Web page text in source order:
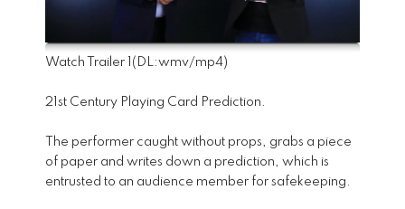
Watch Trailer 1 (DL:wmv/mp4)
21st Century Playing Card Prediction.
The performer caught without props, grabs a piece
of paper and writes down a prediction, which is
entrusted to an audience member for safekeeping.